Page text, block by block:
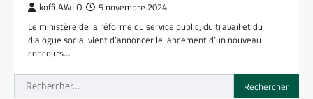
koffi AWLO 5 novembre 2024
Le ministère de la réforme du service public, du travail et du
dialogue social vient d’annoncer le lancement d’un nouveau
concours…
Rechercher :